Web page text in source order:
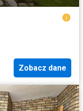
Zobacz dane